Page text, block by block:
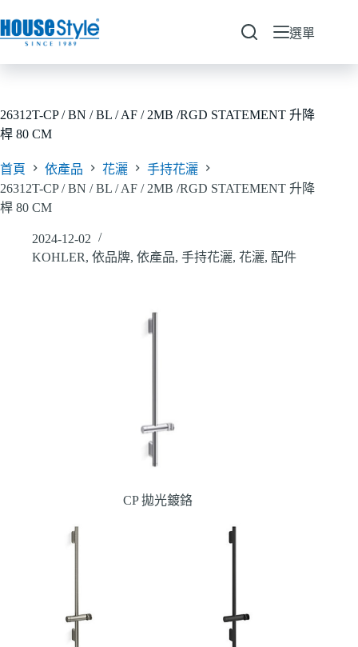
至
要
選單
26312T-CP / BN / BL / AF / 2MB /RGD STATEMENT 升降
桿 80 CM
首頁 依產品 花灑
手持花灑
26312T-CP / BN / BL / AF / 2MB /RGD STATEMENT 升降
桿 80 CM
2024-12-02
KOHLER, 依品牌, 依產品, 手持花灑, 花灑, 配件
CP 拋光鍍鉻